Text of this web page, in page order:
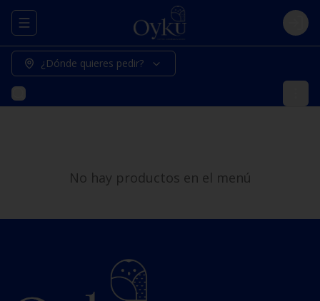
Abrir menu de navegación Login
¿Dónde quieres pedir?
No hay productos en el menú